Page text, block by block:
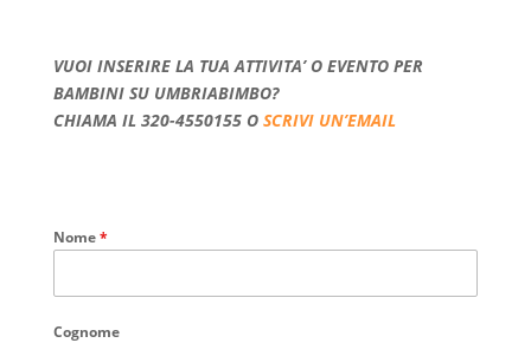
VUOI INSERIRE LA TUA ATTIVITA’ O EVENTO PER
BAMBINI SU UMBRIABIMBO?
CHIAMA IL 320-4550155 O SCRIVI UN’EMAIL
Nome*
Cognome